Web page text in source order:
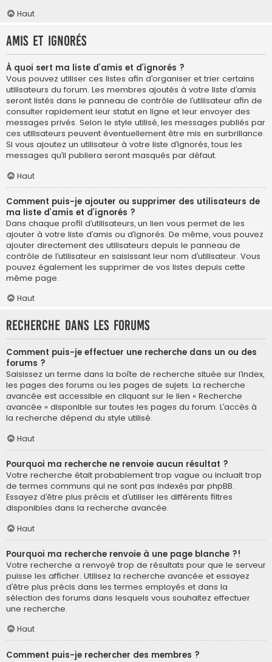
Haut
Amis et ignorés
À quoi sert ma liste d’amis et d’ignorés ?
Vous pouvez utiliser ces listes afin d’organiser et trier certains
utilisateurs du forum. Les membres ajoutés à votre liste d’amis
seront listés dans le panneau de contrôle de l’utilisateur afin de
consulter rapidement leur statut en ligne et leur envoyer des
messages privés. Selon le style utilisé, les messages publiés par
ces utilisateurs peuvent éventuellement être mis en surbrillance.
Si vous ajoutez un utilisateur à votre liste d’ignorés, tous les
messages qu’il publiera seront masqués par défaut.
Haut
Comment puis-je ajouter ou supprimer des utilisateurs de
ma liste d’amis et d’ignorés ?
Dans chaque profil d’utilisateurs, un lien vous permet de les
ajouter à votre liste d’amis ou d’ignorés. De même, vous pouvez
ajouter directement des utilisateurs depuis le panneau de
contrôle de l’utilisateur en saisissant leur nom d’utilisateur. Vous
pouvez également les supprimer de vos listes depuis cette
même page.
Haut
Recherche dans les forums
Comment puis-je effectuer une recherche dans un ou des
forums ?
Saisissez un terme dans la boîte de recherche située sur l’index,
les pages des forums ou les pages de sujets. La recherche
avancée est accessible en cliquant sur le lien « Recherche
avancée » disponible sur toutes les pages du forum. L’accès à
la recherche dépend du style utilisé.
Haut
Pourquoi ma recherche ne renvoie aucun résultat ?
Votre recherche était probablement trop vague ou incluait trop
de termes communs qui ne sont pas indexés par phpBB.
Essayez d’être plus précis et d’utiliser les différents filtres
disponibles dans la recherche avancée.
Haut
Pourquoi ma recherche renvoie à une page blanche ?!
Votre recherche a renvoyé trop de résultats pour que le serveur
puisse les afficher. Utilisez la recherche avancée et essayez
d’être plus précis dans les termes employés et dans la
sélection des forums dans lesquels vous souhaitez effectuer
une recherche.
Haut
Comment puis-je rechercher des membres ?